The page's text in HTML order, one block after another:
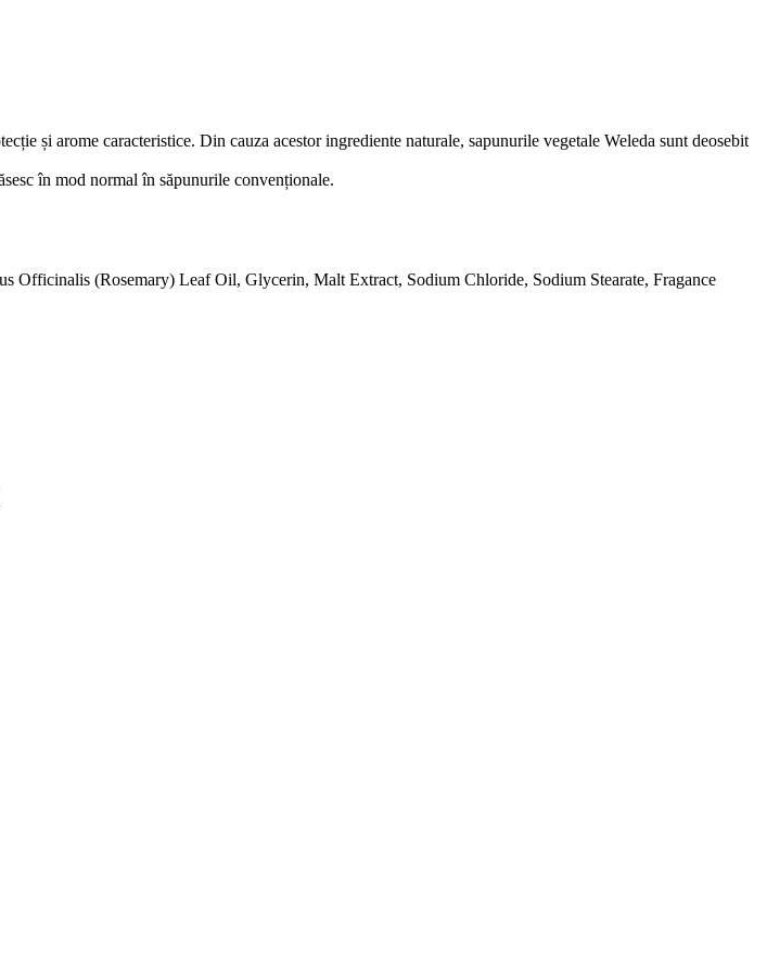
și arome caracteristice. Din cauza acestor ingrediente naturale, sapunurile vegetale Weleda sunt deosebit
în mod normal în săpunurile convenționale.
Officinalis (Rosemary) Leaf Oil, Glycerin, Malt Extract, Sodium Chloride, Sodium Stearate, Fragance